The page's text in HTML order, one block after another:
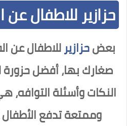
حزازير للاطفال عن
بعضحزازيرللاطفال عن
صغارك بها، أفضل
النكات وأسئلة
وممتعة تدفع الأطفال